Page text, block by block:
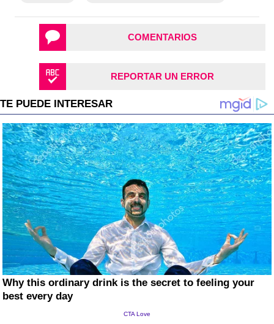
COMENTARIOS
REPORTAR UN ERROR